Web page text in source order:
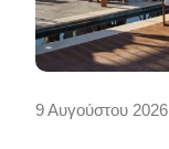
9 Αυγούστου 2026